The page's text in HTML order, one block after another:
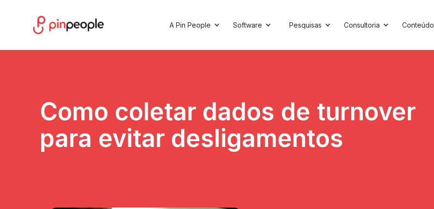
A Pin People Software Pesquisas Consultoria Conteúdo
Como coletar dados de turnover
para evitar desligamentos